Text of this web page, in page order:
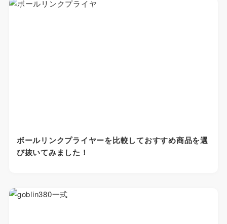
ボールリンクプライヤーを比較しておすすめ商品を選
び抜いてみました！